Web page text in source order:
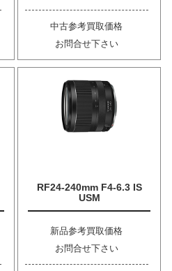
中古参考買取価格
お問合せ下さい
RF24-240mm F4-6.3 IS
USM
新品参考買取価格
お問合せ下さい